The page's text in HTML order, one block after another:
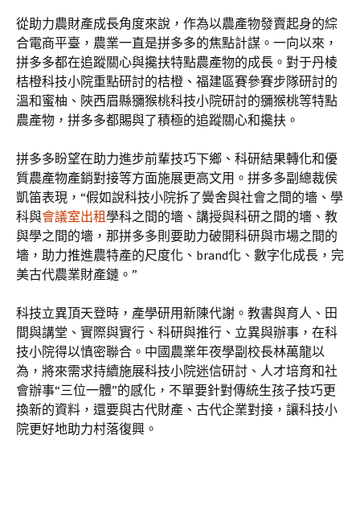
從助力農財產成長角度來說，作為以農產物發賣起身的綜
合電商平臺，農業一直是拼多多的焦點計謀。一向以來，
拼多多都在追蹤關心與攙扶特點農產物的成長。對于丹棱
桔橙科技小院重點研討的桔橙、福建區賽參賽步隊研討的
溫和蜜柚、陜西眉縣獼猴桃科技小院研討的獼猴桃等特點
農產物，拼多多都賜與了積極的追蹤關心和攙扶。
拼多多盼望在助力進步前輩技巧下鄉、科研結果轉化和優
質農產物產銷對接等方面施展更高文用。拼多多副總裁侯
凱笛表現，“假如說科技小院拆了黌舍與社會之間的墻、學
科與會議室出租學科之間的墻、講授與科研之間的墻、教
與學之間的墻，那拼多多則要助力破開科研與市場之間的
墻，助力推進農特產的尺度化、brand化、數字化成長，完
美古代農業財產鏈。”
科技立異頂天登時，產學研用新陳代謝。教書與育人、田
間與講堂、實際與實行、科研與推行、立異與辦事，在科
技小院得以慎密聯合。中國農業年夜學副校長林萬龍以
為，將來需求持續施展科技小院迷信研討、人才培育和社
會辦事“三位一體”的感化，不單要針對傳統生孩子技巧更
換新的資料，還要與古代財產、古代企業對接，讓科技小
院更好地助力村落復興。